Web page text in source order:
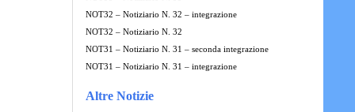
NOT32 – Notiziario N. 32 – integrazione
NOT32 – Notiziario N. 32
NOT31 – Notiziario N. 31 – seconda integrazione
NOT31 – Notiziario N. 31 – integrazione
Altre Notizie